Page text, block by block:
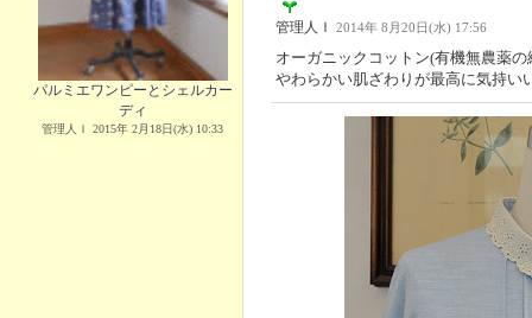
パルミエワンピーとシェルカー
ディ
管理人Ｉ 2015年 2月18日(水) 10:33
管理人Ｉ 2014年 8月20日(水) 17:56
オーガニックコットン(有機無農薬
やわらかい肌ざわりが最高に気持い